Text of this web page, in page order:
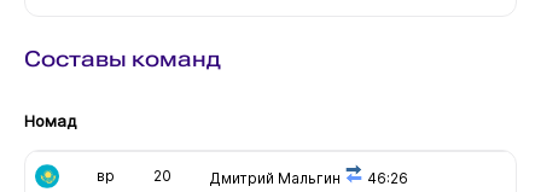
Составы команд
Номад
вр 20 Дмитрий Мальгин 46:26